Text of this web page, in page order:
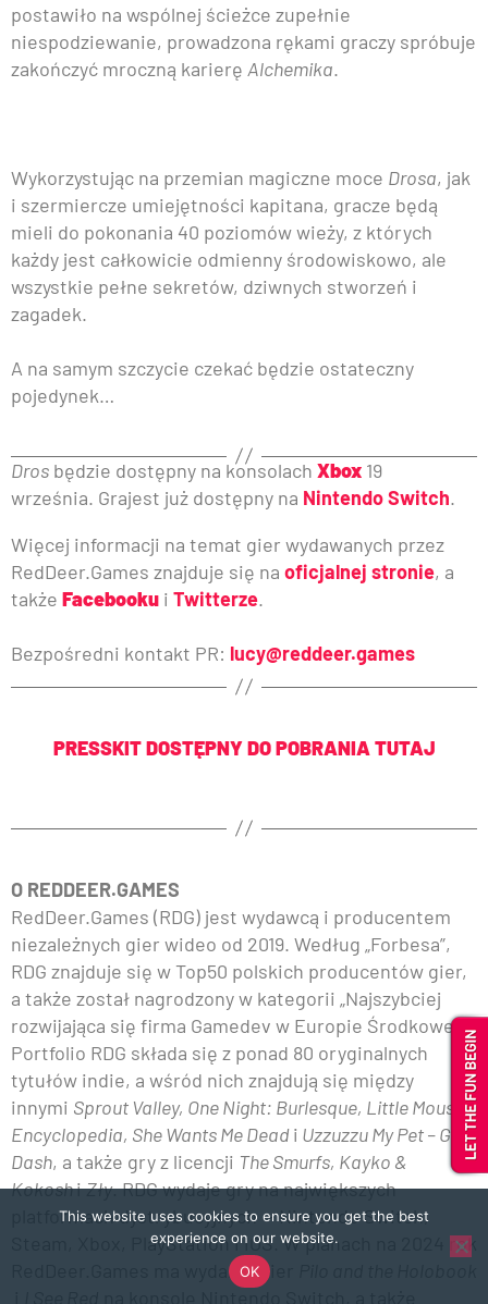
postawiło na wspólnej ścieżce zupełnie
niespodziewanie, prowadzona rękami graczy spróbuje
zakończyć mroczną karierę Alchemika.
Wykorzystując na przemian magiczne moce Drosa, jak
i szermiercze umiejętności kapitana, gracze będą
mieli do pokonania 40 poziomów wieży, z których
każdy jest całkowicie odmienny środowiskowo, ale
wszystkie pełne sekretów, dziwnych stworzeń i
zagadek.
A na samym szczycie czekać będzie ostateczny
pojedynek…
Dros będzie dostępny na konsolach Xbox 19
września. Grajest już dostępny na Nintendo Switch.
Więcej informacji na temat gier wydawanych przez
RedDeer.Games znajduje się na oficjalnej stronie, a
także Facebooku i Twitterze.
Bezpośredni kontakt PR: lucy@reddeer.games
PRESSKIT DOSTĘPNY DO POBRANIA TUTAJ
O REDDEER.GAMES
RedDeer.Games (RDG) jest wydawcą i producentem
niezależnych gier wideo od 2019. Według „Forbesa”,
RDG znajduje się w Top50 polskich producentów gier,
a także został nagrodzony w kategorii „Najszybciej
rozwijająca się firma Gamedev w Europie Środkowej”.
Portfolio RDG składa się z ponad 80 oryginalnych
tytułów indie, a wśród nich znajdują się między
innymi Sprout Valley, One Night: Burlesque, Little Mouse
Encyclopedia, She Wants Me Deadi Uzzuzzu My Pet – Golf
Dash, a także gry z licencji The Smurfs, Kayko &
KokoshiZły. RDG wydaje gry na największych
platformach dystrybucyjnych — Nintendo Switch,
Steam, Xbox, PlayStation i iOS. W planach na 2024 rok
RedDeer.Games ma wydanie gier
This website uses cookies to ensure you get the best
experience on our website.
OK